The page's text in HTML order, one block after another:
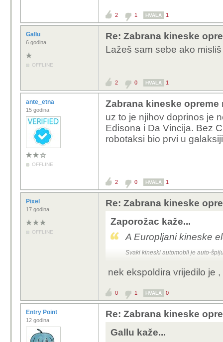
entitet, ali ne žele
i prvenstveno ih
gospodarska
tisućama godina. To
2 1 HVALA 1
Gallu
6 godina
OFFLINE
Re: Zabrana kineske
Lažeš sam sebe ako
2 0 HVALA 1
ante_etna
15 godina
OFFLINE
Zabrana kineske
uz to je njihov doprinos je
Edisona i Da Vincija. Bez
robotaksi bio prvi u
2 0 HVALA 1
Pixel
17 godina
OFFLINE
Re: Zabrana kineske
Zaporožac kaže...
A Europljani kineske
Svaki kineski automobil je auto-
nek ekspoldira vrijedilo je
0 1 HVALA 0
Entry Point
12 godina
Re: Zabrana kineske
Gallu kaže...